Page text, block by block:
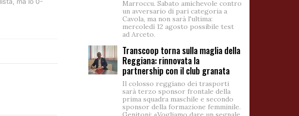
Marroccu. Sabato amichevole contro
un avversario di pari categoria a
Cavola, ma non sarà l'ultima:
mercoledì 12 agosto possibile test
ad Arceto.
Transcoop torna sulla maglia della
Reggiana: rinnovata la
partnership con il club granata
Il colosso reggiano dei trasporti
sarà terzo sponsor frontale della
prima squadra maschile e secondo
sponsor della formazione femminile.